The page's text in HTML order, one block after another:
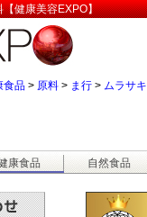
健康美容EXPO】
食品 > 原料 > ま行 > ムラサ
康食品 自然食品